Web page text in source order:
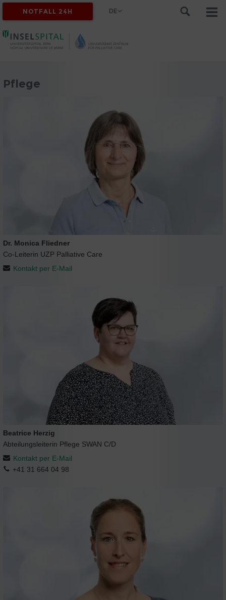
NOTFALL 24H DE
Pflege
Dr. Monica Fliedner
Co-Leiterin UZP Palliative Care
Kontakt per E-Mail
Beatrice Herzig
Abteilungsleiterin Pflege SWAN C/D
Kontakt per E-Mail
+41 31 664 04 98